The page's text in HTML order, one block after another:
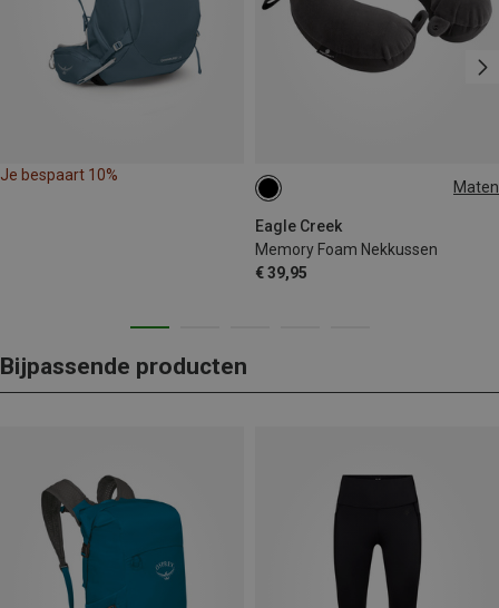
Je bespaart 10%
Maten
Eagle Creek
Memory Foam Nekkussen
€ 39,95
ONE SIZE
Bijpassende producten